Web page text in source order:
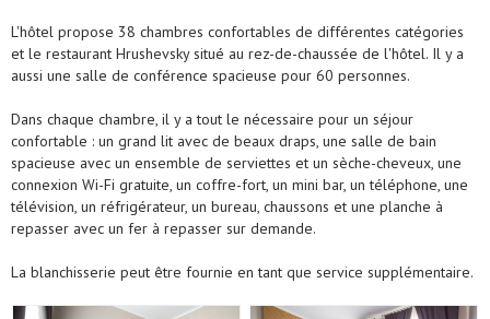
L'hôtel propose 38 chambres confortables de différentes catégories
et le restaurant Hrushevsky situé au rez-de-chaussée de l'hôtel. Il y a
aussi une salle de conférence spacieuse pour 60 personnes.
Dans chaque chambre, il y a tout le nécessaire pour un séjour
confortable : un grand lit avec de beaux draps, une salle de bain
spacieuse avec un ensemble de serviettes et un sèche-cheveux, une
connexion Wi-Fi gratuite, un coffre-fort, un mini bar, un téléphone, une
télévision, un réfrigérateur, un bureau, chaussons et une planche à
repasser avec un fer à repasser sur demande.
La blanchisserie peut être fournie en tant que service supplémentaire.